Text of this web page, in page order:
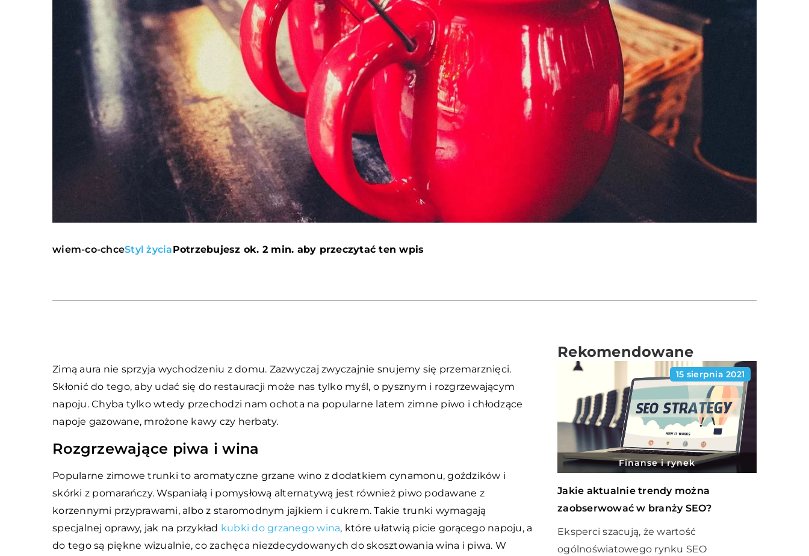
wiem-co-chceStyl życiaPotrzebujesz ok. 2 min. aby przeczytać ten wpis
Zimą aura nie sprzyja wychodzeniu z domu. Zazwyczaj zwyczajnie snujemy się przemarznięci.
Skłonić do tego, aby udać się do restauracji może nas tylko myśl, o pysznym i rozgrzewającym
napoju. Chyba tylko wtedy przechodzi nam ochota na popularne latem zimne piwo i chłodzące
napoje gazowane, mrożone kawy czy herbaty.
Rozgrzewające piwa i wina
Popularne zimowe trunki to aromatyczne grzane wino z dodatkiem cynamonu, goździków i
skórki z pomarańczy. Wspaniałą i pomysłową alternatywą jest również piwo podawane z
korzennymi przyprawami, albo z staromodnym jajkiem i cukrem. Takie trunki wymagają
specjalnej oprawy, jak na przykład kubki do grzanego wina, które ułatwią picie gorącego napoju, a
do tego są piękne wizualnie, co zachęca niezdecydowanych do skosztowania wina i piwa. W
Rekomendowane
15 sierpnia 2021
Finanse i rynek
Jakie aktualnie trendy można
zaobserwować w branży SEO?
Eksperci szacują, że wartość
ogólnoświatowego rynku SEO